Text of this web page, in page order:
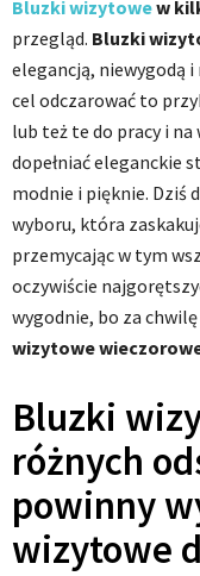
Bluzki wizytowew
przegląd. Bluzki
elegancją, niewygodą i
cel odczarować to
lub też te do pracy i
dopełniać eleganckie
modnie i pięknie. Dziś
wyboru, która
przemycając w tym
oczywiście
wygodnie, bo za
wizytowe
Bluzki
różnych
powinny
wizytowe